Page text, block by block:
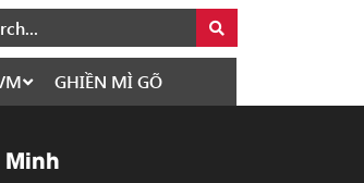
GHIỀN MÌ GÕ
Minh